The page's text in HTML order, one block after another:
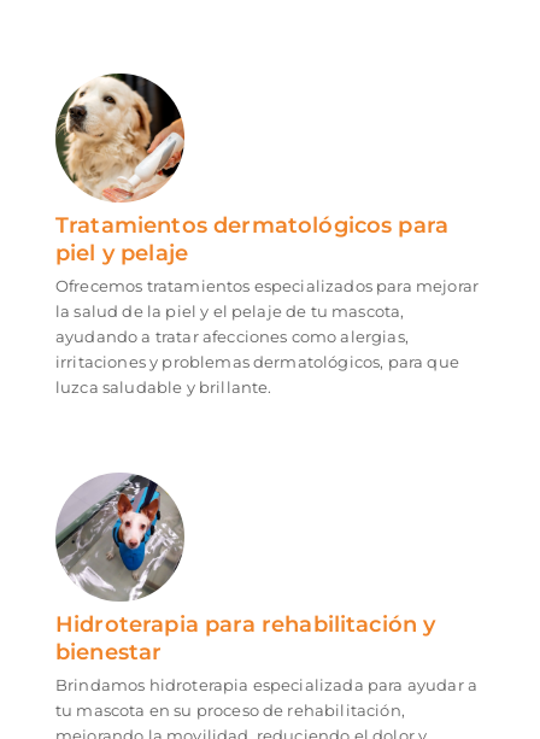
Tratamientos dermatológicos para
piel y pelaje
Ofrecemos tratamientos especializados para mejorar
la salud de la piel y el pelaje de tu mascota,
ayudando a tratar afecciones como alergias,
irritaciones y problemas dermatológicos, para que
luzca saludable y brillante.
Hidroterapia para rehabilitación y
bienestar
Brindamos hidroterapia especializada para ayudar a
tu mascota en su proceso de rehabilitación,